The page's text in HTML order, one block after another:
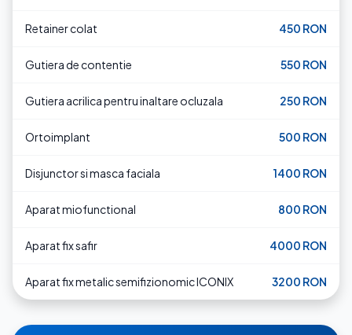
Retainer colat 450 RON
Gutiera de contentie 550 RON
Gutiera acrilica pentru inaltare ocluzala 250 RON
Ortoimplant 500 RON
Disjunctor si masca faciala 1400 RON
Aparat miofunctional 800 RON
Aparat fix safir 4000 RON
Aparat fix metalic semifizionomic ICONIX 3200 RON